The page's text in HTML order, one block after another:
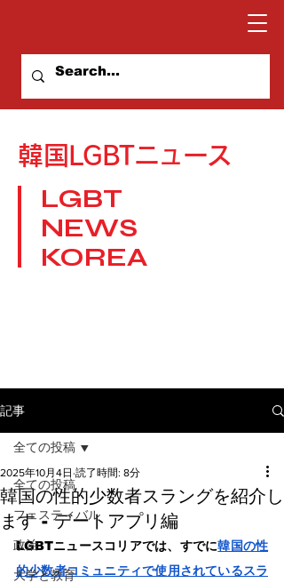
​韓国LGBTニュース
LGBT
NEWS
KOREA
記事
全ての投稿
フェスティバル
政治
大学と教育
全ての投稿
韓国の性的少数者スラングを紹介し
ます - デートアプリ編
2025年10月4日 読了時間: 8分
LGBTニュースコリアでは、すでに韓国の性
的少数者コミュニティで使用されているスラ